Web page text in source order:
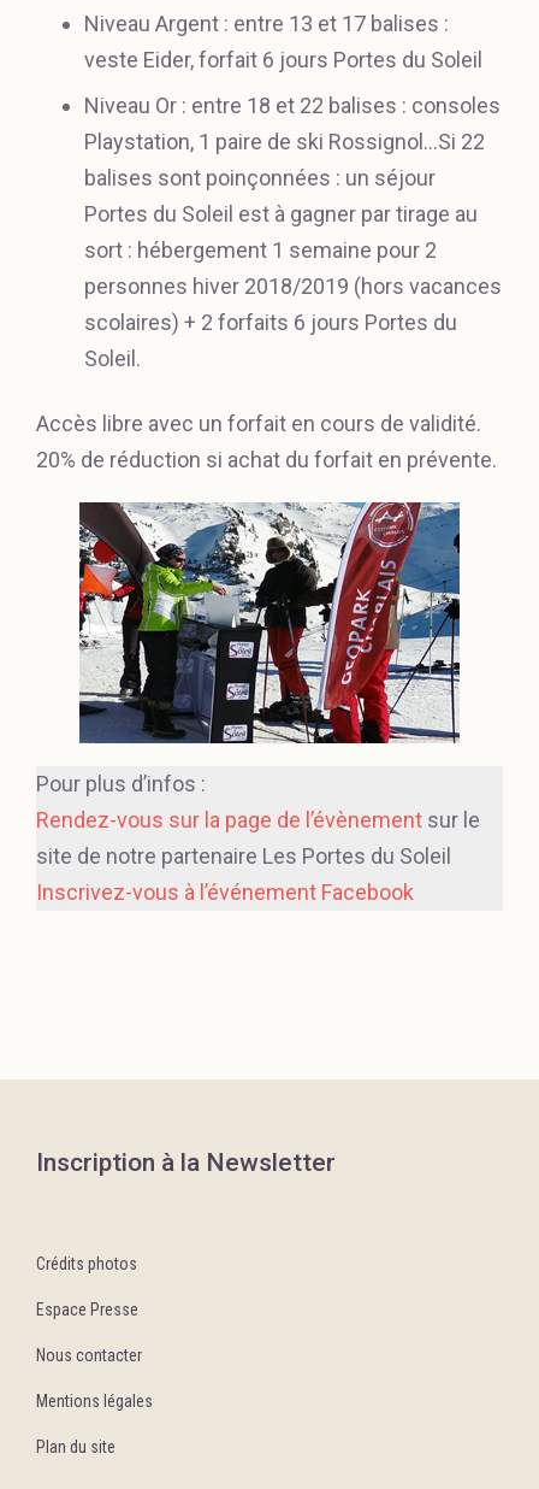
Niveau Argent : entre 13 et 17 balises :
veste Eider, forfait 6 jours Portes du Soleil
Niveau Or : entre 18 et 22 balises : consoles
Playstation, 1 paire de ski Rossignol…Si 22
balises sont poinçonnées : un séjour
Portes du Soleil est à gagner par tirage au
sort : hébergement 1 semaine pour 2
personnes hiver 2018/2019 (hors vacances
scolaires) + 2 forfaits 6 jours Portes du
Soleil.
Accès libre avec un forfait en cours de validité.
20% de réduction si achat du forfait en prévente.
Pour plus d’infos :
Rendez-vous sur la page de l’évènement sur le
site de notre partenaire Les Portes du Soleil
Inscrivez-vous à l’événement Facebook
Inscription à la Newsletter
Crédits photos
Espace Presse
Nous contacter
Mentions légales
Plan du site